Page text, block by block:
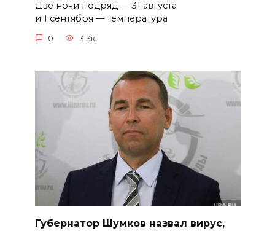
Две ночи подряд — 31 августа
и 1 сентября — температура
0 3.3к.
Губернатор Шумков назвал вирус,